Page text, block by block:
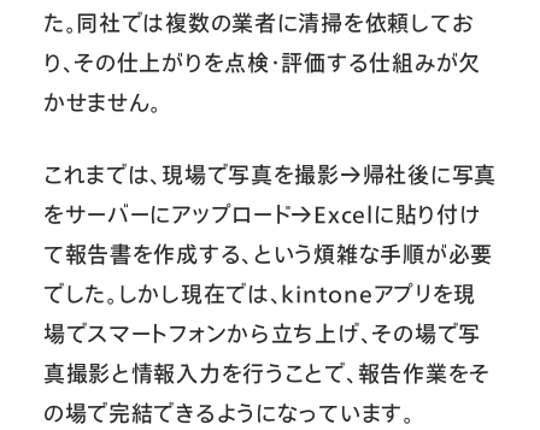
た。同社では複数の業者に清掃を依頼してお
り、その仕上がりを点検・評価する仕組みが欠
かせません。
これまでは、現場で写真を撮影→帰社後に写真
をサーバーにアップロード→Excelに貼り付け
て報告書を作成する、という煩雑な手順が必要
でした。しかし現在では、kintoneアプリを現
場でスマートフォンから立ち上げ、その場で写
真撮影と情報入力を行うことで、報告作業をそ
の場で完結できるようになっています。